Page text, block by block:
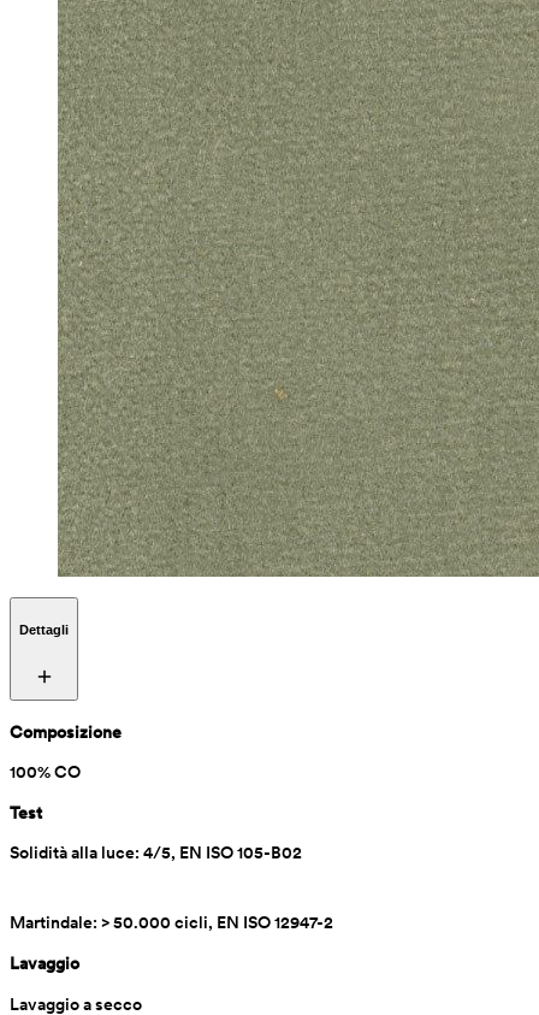
Dettagli
Composizione
100% CO
Test
Solidità alla luce: 4/5, EN ISO 105-B02
Martindale: > 50.000 cicli, EN ISO 12947-2
Lavaggio
Lavaggio a secco